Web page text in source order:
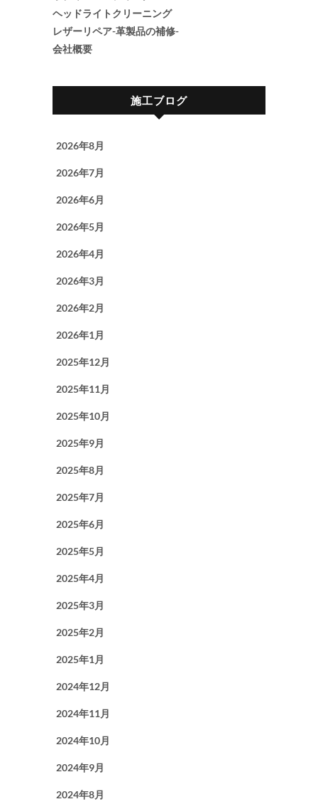
ヘッドライトクリーニング
レザーリペア-革製品の補修-
会社概要
施工ブログ
2026年8月
2026年7月
2026年6月
2026年5月
2026年4月
2026年3月
2026年2月
2026年1月
2025年12月
2025年11月
2025年10月
2025年9月
2025年8月
2025年7月
2025年6月
2025年5月
2025年4月
2025年3月
2025年2月
2025年1月
2024年12月
2024年11月
2024年10月
2024年9月
2024年8月